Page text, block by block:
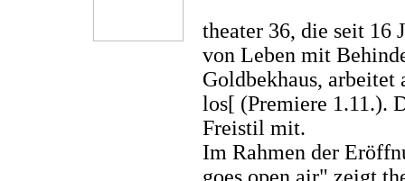
theater 36, die seit 16
von Leben mit
Goldbekhaus, arbeitet
los[ (Premiere 1.11.).
Freistil mit.
Im Rahmen der